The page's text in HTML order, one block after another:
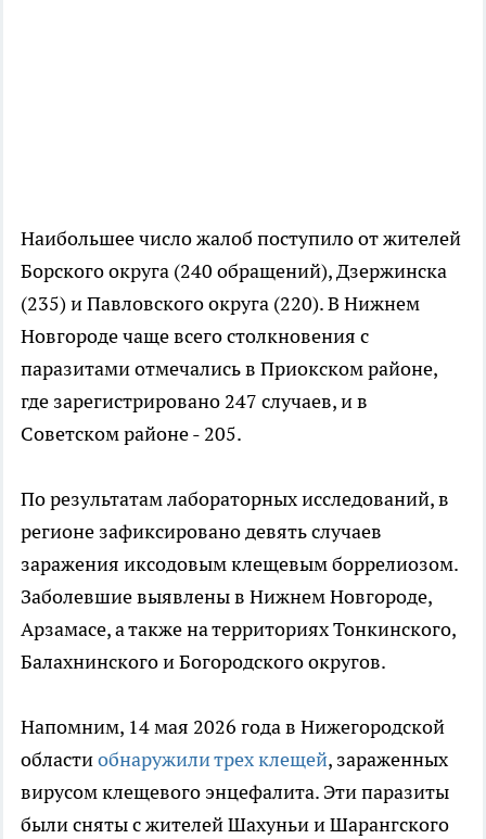
Наибольшее число жалоб поступило от жителей
Борского округа (240 обращений), Дзержинска
(235) и Павловского округа (220). В Нижнем
Новгороде чаще всего столкновения с
паразитами отмечались в Приокском районе,
где зарегистрировано 247 случаев, и в
Советском районе - 205.
По результатам лабораторных исследований, в
регионе зафиксировано девять случаев
заражения иксодовым клещевым боррелиозом.
Заболевшие выявлены в Нижнем Новгороде,
Арзамасе, а также на территориях Тонкинского,
Балахнинского и Богородского округов.
Напомним, 14 мая 2026 года в Нижегородской
областиобнаружили трех клещей, зараженных
вирусом клещевого энцефалита. Эти паразиты
были сняты с жителей Шахуньи и Шарангского